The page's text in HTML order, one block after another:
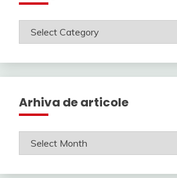
Categorii
Arhiva de articole
Arhiva